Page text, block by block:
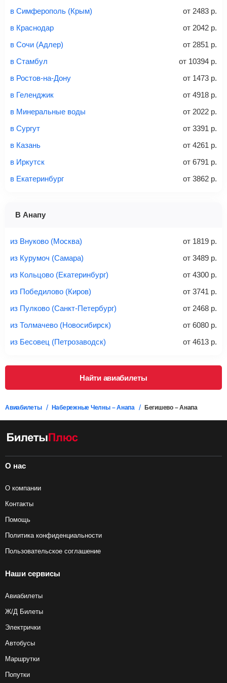
Первый-класс
Советы как сэкономить на покупке билета
связи «Связной» или «Евросеть».
Это все
— после оплаты в течение 10 минут к вам на
email придет электронный билет с данными о вашем
аэропорт. Для посадки потребуется только паспорт.
в Симферополь (Крым)
от 2483 р.
в Краснодар
от 2042 р.
в Сочи (Адлер)
от 2851 р.
в Стамбул
от 10394 р.
в Ростов-на-Дону
от 1473 р.
в Геленджик
от 4918 р.
в Минеральные воды
от 2022 р.
в Сургут
от 3391 р.
в Казань
от 4261 р.
в Иркутск
от 6791 р.
в Екатеринбург
от 3862 р.
В Анапу
из Внуково (Москва) от 1819 р.
из Курумоч (Самара)
от 3489 р.
из Кольцово (Екатеринбург)
от 4300 р.
из Победилово (Киров)
от 3741 р.
из Пулково (Санкт-Петербург)
от 2468 р.
из Толмачево (Новосибирск)
от 6080 р.
из Бесовец (Петрозаводск)
от 4613 р.
Найти авиабилеты
Авиабилеты Набережные Челны – Анапа Бегишево – Анапа
О нас
О компании
Контакты
Помощь
Политика конфиденциальности
Пользовательское соглашение
Наши сервисы
Авиабилеты
Ж/Д Билеты
Электрички
Автобусы
Маршрутки
Попутки